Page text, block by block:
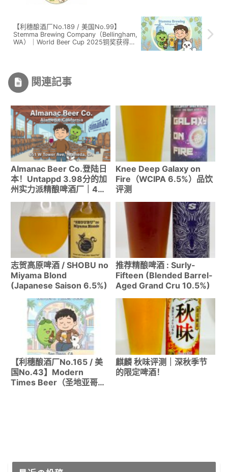
【利穗酿酒厂No.189 / 美国No.99】
Stemma Brewing Company（Bellingham,
WA）｜World Beer Cup 2025铜奖获得的
関連記事
Almanac Beer Co.登陆日
本！Untappd 3.98分的加
州实力派精酿啤酒厂｜4款
推荐啤酒【有货】
Knee Deep Galaxy on
Fire（WCIPA 6.5%）品饮
评测
志贺高原啤酒 / SHOBU no
Miyama Blond
(Japanese Saison 6.5%)
推荐精酿啤酒 : Surly-
Fifteen (Blended Barrel-
Aged Grand Cru 10.5%)
【利穗酿酒厂No.165 / 美
国No.43】Modern
Times Beer（圣地亚哥）
麒麟 秋味评测｜深秋季节
的限定啤酒！